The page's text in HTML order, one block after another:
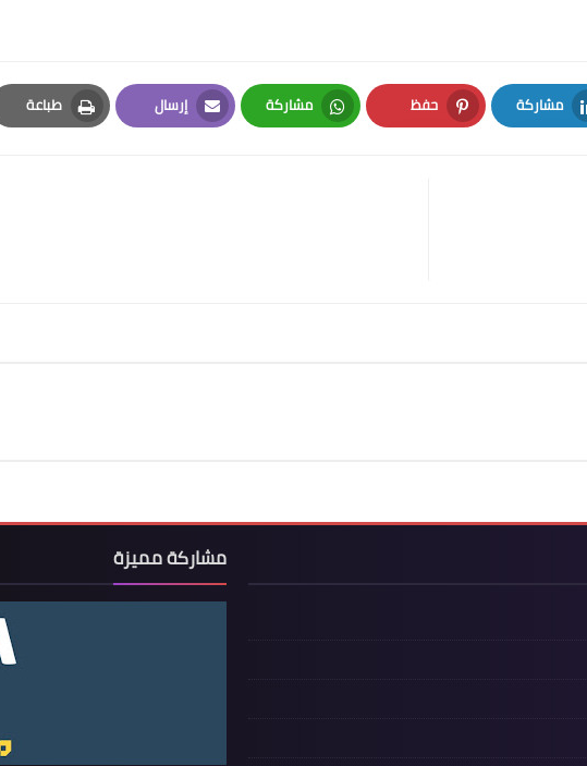
مشاركة
LinkedIn
حفظ
Pinterest
مشاركة
Whatsapp
إرسال
Email
طباعة
Print
مشاركة مميزة